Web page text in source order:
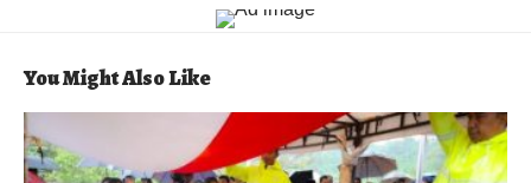
You Might Also Like